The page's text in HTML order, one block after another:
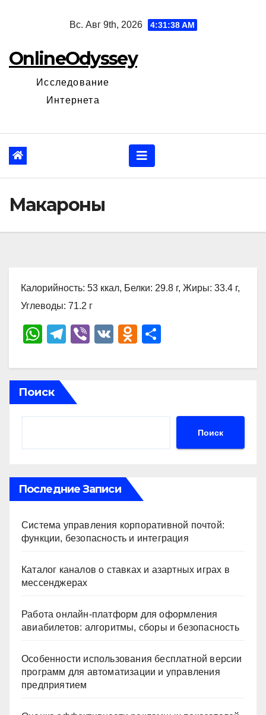
Вс. Авг 9th, 2026 4:31:39 AM
OnlineOdyssey
Исследование
Интернета
Макароны
Калорийность: 53 ккал, Белки: 29.8 г, Жиры: 33.4 г,
Углеводы: 71.2 г
W
at
s
A
T
e
gr
a
Vi
er
V
O
n
р
ть
Поиск
Поиск
Последние Записи
Система управления корпоративной почтой:
функции, безопасность и интеграция
Каталог каналов о ставках и азартных играх в
мессенджерах
Работа онлайн‑платформ для оформления
авиабилетов: алгоритмы, сборы и безопасность
Особенности использования бесплатной версии
программ для автоматизации и управления
предприятием